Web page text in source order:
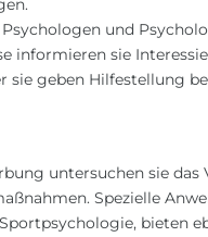
und
informieren sie
sie geben Hilfestellung
untersuchen sie das
Spezielle
bieten